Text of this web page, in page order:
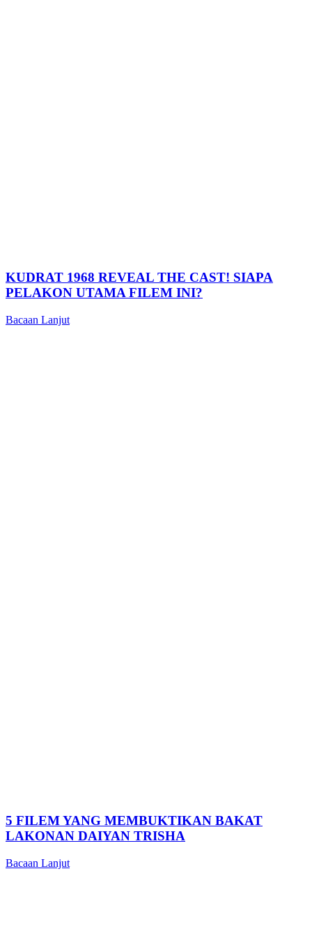
KUDRAT 1968 REVEAL THE CAST! SIAPA
PELAKON UTAMA FILEM INI?
Bacaan Lanjut
5 FILEM YANG MEMBUKTIKAN BAKAT
LAKONAN DAIYAN TRISHA
Bacaan Lanjut